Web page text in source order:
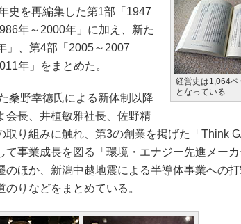
経営史は1,064ペ
となっている
史を再編集した第1部「1947
年～2000年」に加え、新た
」、第4部「2005～2007
年」をまとめた。
桑野幸徳氏による新体制以降
会長、井植敏雅社長、佐野精
取り組みに触れ、第3の創業を掲げた「Think
て事業成長を図る「環境・エナジー先進メー
のほか、新潟中越地震による半導体事業への
りなどをまとめている。